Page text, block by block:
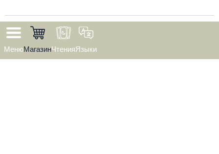
МенюМагазинЧтенияЯзыки
2026 Чтение на рассвете. Все права защищены.